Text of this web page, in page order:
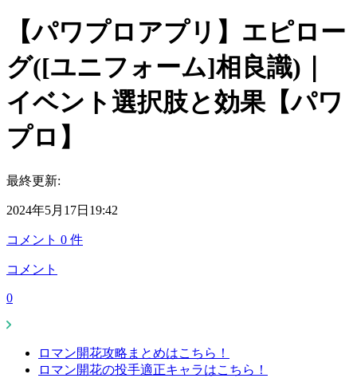
【パワプロアプリ】エピロー
グ([ユニフォーム]相良識)｜
イベント選択肢と効果【パワ
プロ】
最終更新:
2024年5月17日19:42
コメント 0 件
コメント
0
ロマン開花攻略まとめはこちら！
ロマン開花の投手適正キャラはこちら！